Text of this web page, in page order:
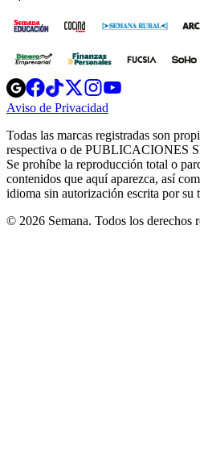
Opens
in
new
Opens
in
new
Opens
in
new
window
Opens
new
windowwindow
Aviso de Privacidad
new
window
Todas las marcas registradas son
respectiva o de PUBLICACIONES
Se prohíbe la reproducción total o
contenidos que aquí aparezca, así
idioma sin autorización escrita por su
© 2026 Semana. Todos los derechos